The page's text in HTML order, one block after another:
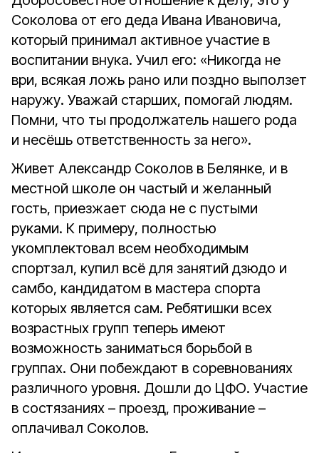
Соколова от его деда Ивана Ивановича,
который принимал активное участие в
воспитании внука. Учил его: «Никогда не
ври, всякая ложь рано или поздно выползет
наружу. Уважай старших, помогай людям.
Помни, что ты продолжатель нашего рода
и несёшь ответственность за него».
Живет Александр Соколов в Белянке, и в
местной школе он частый и желанный
гость, приезжает сюда не с пустыми
руками. К примеру, полностью
укомплектовал всем необходимым
спортзал, купил всё для занятий дзюдо и
самбо, кандидатом в мастера спорта
которых является сам. Ребятишки всех
возрастных групп теперь имеют
возможность заниматься борьбой в
группах. Они побеждают в соревнованиях
различного уровня. Дошли до ЦФО. Участие
в состязаниях – проезд, проживание –
оплачивал Соколов.